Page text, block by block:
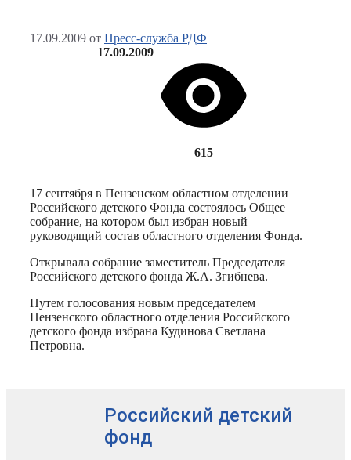
17.09.2009 от Пресс-служба РДФ
17.09.2009
615
17 сентября в Пензенском областном отделении
Российского детского Фонда состоялось Общее
собрание, на котором был избран новый
руководящий состав областного отделения Фонда.
Открывала собрание заместитель Председателя
Российского детского фонда Ж.А. Згибнева.
Путем голосования новым председателем
Пензенского областного отделения Российского
детского фонда избрана Кудинова Светлана
Петровна.
Российский детский
фонд